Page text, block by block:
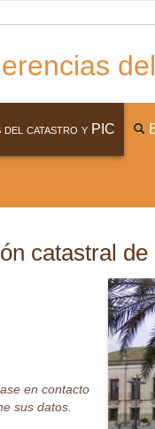
del catastro y PIC
catastral
en contacto
sus datos.